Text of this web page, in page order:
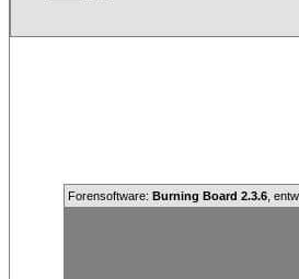
Forensoftware:Burning Board 2.3.6 ,